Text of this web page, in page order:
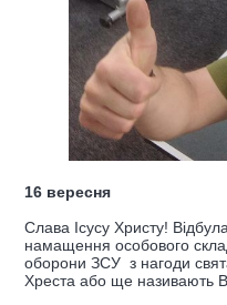
16 вересня
Слава Ісусу Христу!
намащення особового
оборони ЗСУ з нагоди
Хреста або ще називають